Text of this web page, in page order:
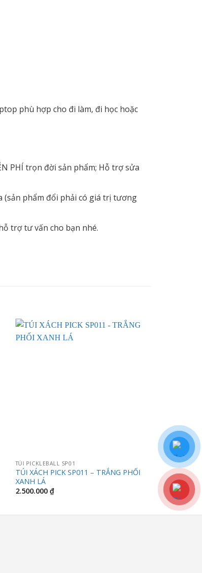
phù hợp cho đi làm, đi học hoặc
PHÍ trọn đời sản phẩm; Hỗ trợ sửa
(sản phẩm đổi phải có giá trị tương
trợ tư vấn cho bạn nhé.
TÚI PICKLEBALL SP01
TÚI XÁCH PICK SP011 – TRẮNG PHỐI
XANH LÁ
2.500.000 ₫
TÚI GOLF
Túi đựng